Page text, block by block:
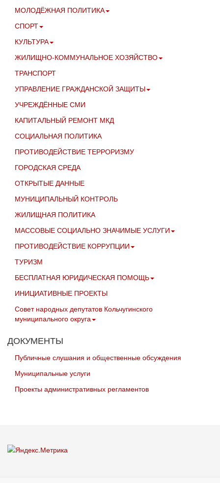
МОЛОДЁЖНАЯ ПОЛИТИКА
СПОРТ
КУЛЬТУРА
ЖИЛИЩНО-КОММУНАЛЬНОЕ ХОЗЯЙСТВО
ТРАНСПОРТ
УПРАВЛЕНИЕ ГРАЖДАНСКОЙ ЗАЩИТЫ
УЧРЕЖДЁННЫЕ СМИ
КАПИТАЛЬНЫЙ РЕМОНТ МКД
СОЦИАЛЬНАЯ ПОЛИТИКА
ПРОТИВОДЕЙСТВИЕ ТЕРРОРИЗМУ
ГОРОДСКАЯ СРЕДА
ОТКРЫТЫЕ ДАННЫЕ
МУНИЦИПАЛЬНЫЙ КОНТРОЛЬ
ЖИЛИЩНАЯ ПОЛИТИКА
МАССОВЫЕ СОЦИАЛЬНО ЗНАЧИМЫЕ УСЛУГИ
ПРОТИВОДЕЙСТВИЕ КОРРУПЦИИ
ТУРИЗМ
БЕСПЛАТНАЯ ЮРИДИЧЕСКАЯ ПОМОЩЬ
ИНИЦИАТИВНЫЕ ПРОЕКТЫ
Совет народных депутатов Кольчугинского
муниципального округа
ДОКУМЕНТЫ
Публичные слушания и общественные обсуждения
Муниципальные услуги
Проекты административных регламентов